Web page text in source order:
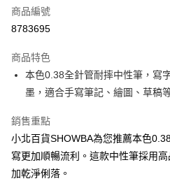
超商取貨付款
Apple Pay
街口支付
悠遊付
Google Pay
AFTEE先享後付
商品編號
8783695
商品特色
本色0.38全針管耐摔中性筆，寫
墨，適合手寫筆記、繪圖、草稿
銷售重點
小北百貨SHOWBA為您推薦本色
寫更加順暢流利。這款中性筆採用
加乾淨俐落。